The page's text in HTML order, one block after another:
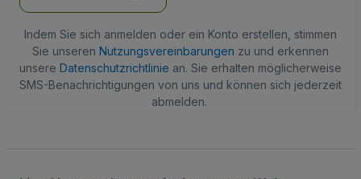
Indem Sie sich anmelden oder ein Konto erstellen, stimmen
Sie unseren Nutzungsvereinbarungen zu und erkennen
unsere Datenschutzrichtlinie an. Sie erhalten möglicherweise
SMS-Benachrichtigungen von uns und können sich jederzeit
abmelden.